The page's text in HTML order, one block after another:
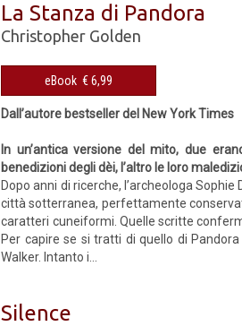
La Stanza di Pandora
Christopher Golden
eBook € 6,99
Dall’autore bestseller del New York Times
In un’antica versione del mito, due
benedizioni degli dèi, l’altro le loro
Dopo anni di ricerche, l’archeologa
città sotterranea, perfettamente
caratteri cuneiformi. Quelle scritte
Per capire se si tratti di quello di
Walker. Intanto i...
Silence